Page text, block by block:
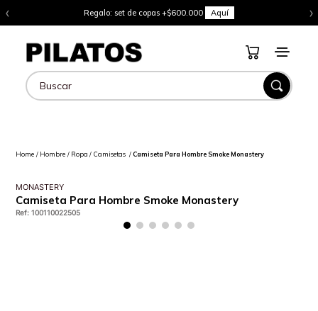
‹ Regalo: set de copas +$600.000 Aquí ›
Buscar
Hombre Ropa Camisetas Camiseta Para Hombre Smoke Monastery
MONASTERY
Camiseta Para Hombre Smoke Monastery
Ref:100110022505